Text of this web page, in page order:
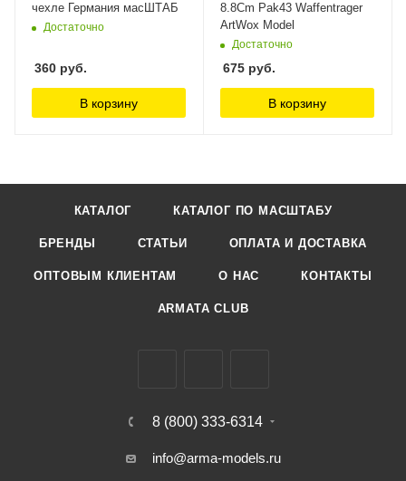
чехле Германия масШТАБ
Достаточно
360 руб.
В корзину
8.8Cm Pak43 Waffentrager
ArtWox Model
Достаточно
675 руб.
В корзину
КАТАЛОГ КАТАЛОГ ПО МАСШТАБУ
БРЕНДЫ СТАТЬИ ОПЛАТА И ДОСТАВКА
ОПТОВЫМ КЛИЕНТАМ О НАС КОНТАКТЫ
ARMATA CLUB
8 (800) 333-6314
info@arma-models.ru